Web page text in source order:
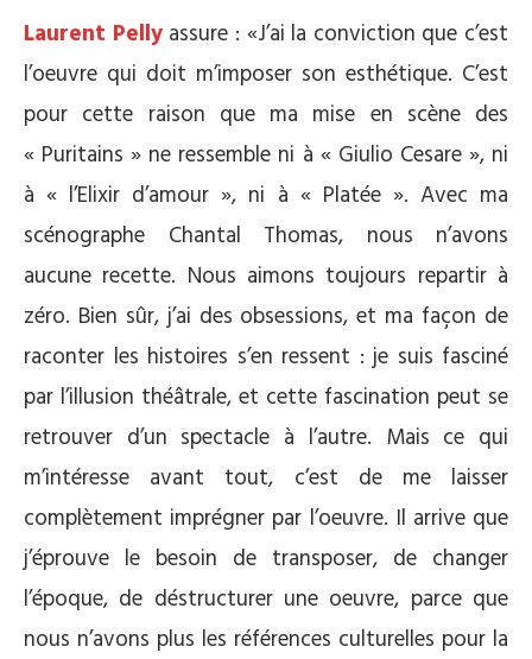
Laurent Pellyassure : «J’ai la conviction que c’est
l’oeuvre qui doit m’imposer son esthétique. C’est
pour cette raison que ma mise en scène des
« Puritains » ne ressemble ni à « Giulio Cesare », ni
à « l’Elixir d’amour », ni à « Platée ». Avec ma
scénographe Chantal Thomas, nous n’avons
aucune recette. Nous aimons toujours repartir à
zéro. Bien sûr, j’ai des obsessions, et ma façon de
raconter les histoires s’en ressent : je suis fasciné
par l’illusion théâtrale, et cette fascination peut se
retrouver d’un spectacle à l’autre. Mais ce qui
m’intéresse avant tout, c’est de me laisser
complètement imprégner par l’oeuvre. Il arrive que
j’éprouve le besoin de transposer, de changer
l’époque, de déstructurer une oeuvre, parce que
nous n’avons plus les références culturelles pour la